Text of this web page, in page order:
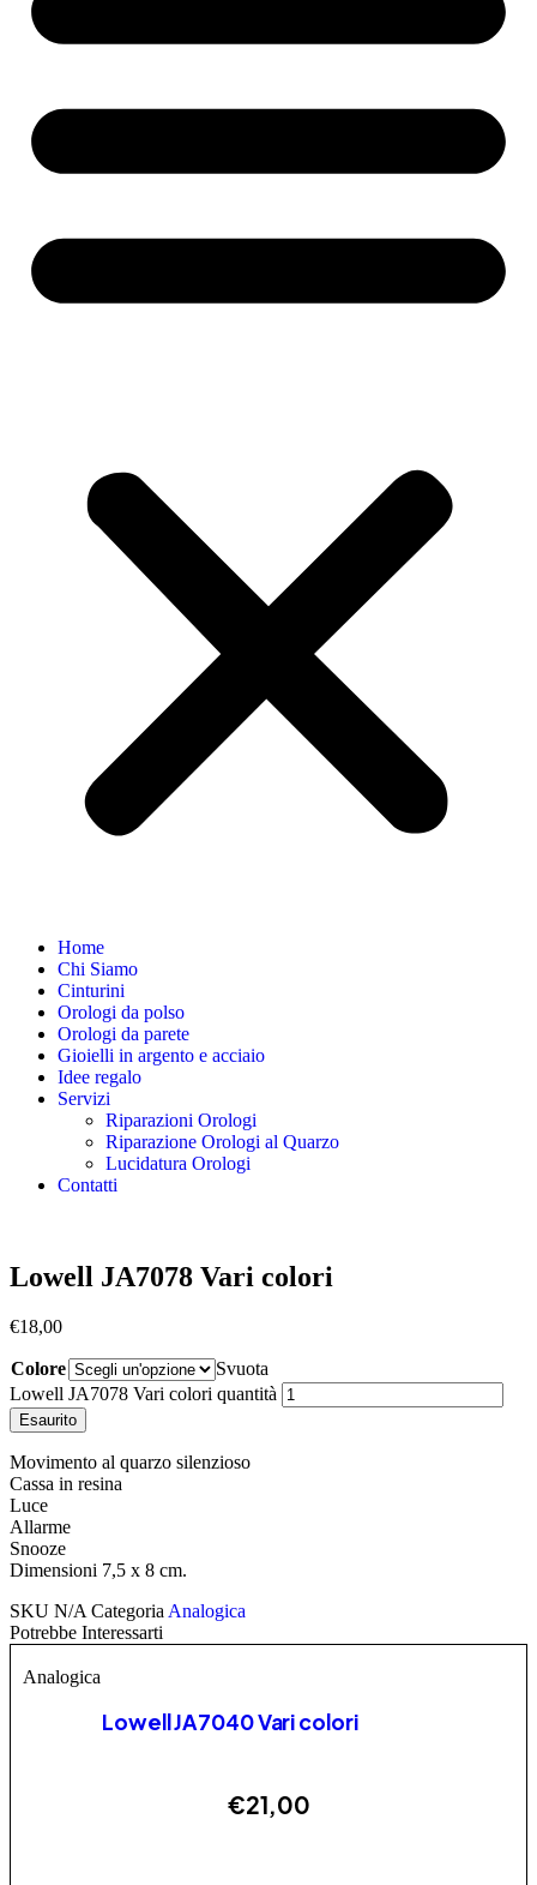
Home
Chi Siamo
Cinturini
Orologi da polso
Orologi da parete
Gioielli in argento e acciaio
Idee regalo
Servizi
Riparazioni Orologi
Riparazione Orologi al Quarzo
Lucidatura Orologi
Contatti
Lowell JA7078 Vari colori
€18,00
Colore
Svuota
Lowell JA7078 Vari colori quantità
Esaurito
Movimento al quarzo silenzioso
Cassa in resina
Luce
Allarme
Snooze
Dimensioni 7,5 x 8 cm.
SKU N/ACategoriaAnalogica
Potrebbe Interessarti
Analogica
Lowell JA7040 Vari colori
€21,00